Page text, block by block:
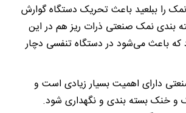
نمک را ببلعید باعث تحریک دستگاه گوارش
بندی نمک صنعتی ذرات ریز هم در این
که باعث می‌شود در دستگاه تنفسی دچار
دارای اهمیت بسیار زیادی است و
خنک بسته بندی و نگهداری شود.